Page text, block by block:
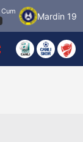
Mardin 1969